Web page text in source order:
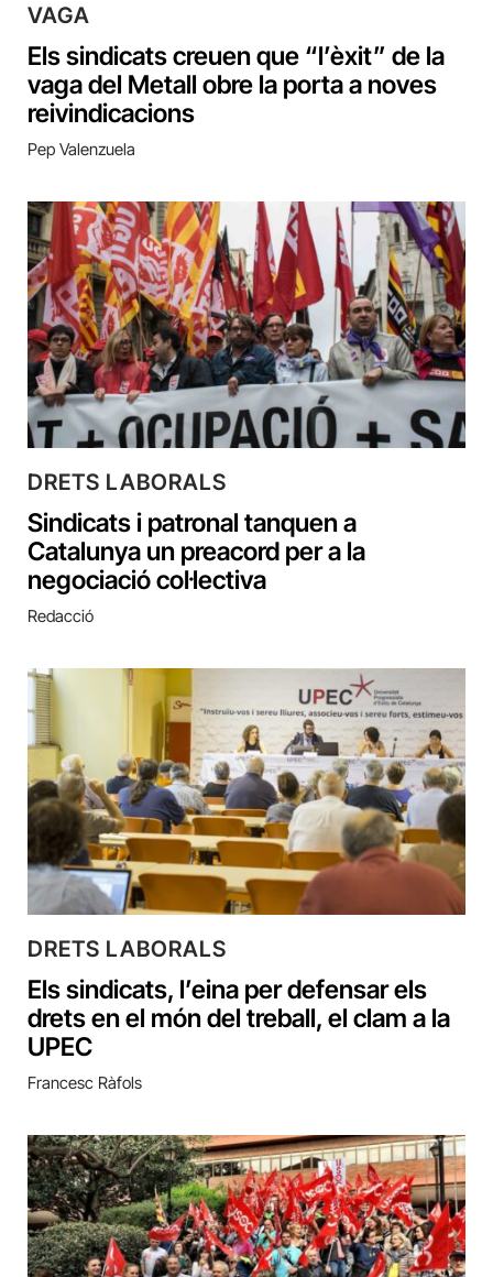
VAGA
Els sindicats creuen que “l’èxit” de la
vaga del Metall obre la porta a noves
reivindicacions
Pep Valenzuela
DRETS LABORALS
Sindicats i patronal tanquen a
Catalunya un preacord per a la
negociació col·lectiva
Redacció
DRETS LABORALS
Els sindicats, l’eina per defensar els
drets en el món del treball, el clam a la
UPEC
Francesc Ràfols